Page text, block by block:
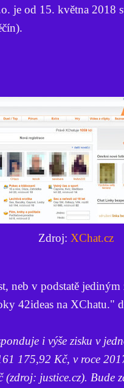
je od 15. května 2018
Zdroj: XChat.cz
neb v podstatě
42ideas na XChatu."
i výše zisku v
175,92 Kč, v roce
justice.cz). Bude